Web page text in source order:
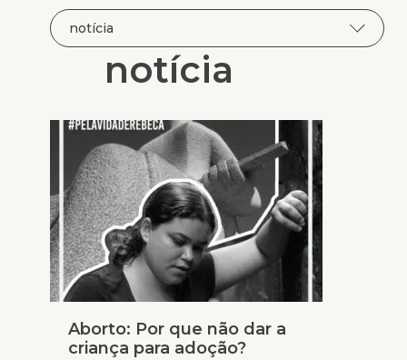
notícia
Aborto: Por que não dar a
criança para adoção?